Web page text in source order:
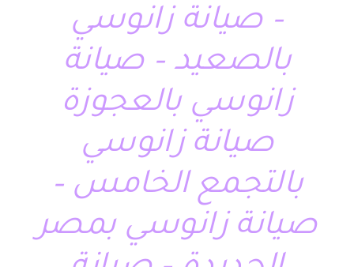
– صيانة زانوسي
بالصعيد – صيانة
زانوسي بالعجوزة
صيانة زانوسي
بالتجمع الخامس –
صيانة زانوسي بمصر